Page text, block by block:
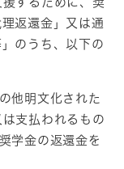
返還金」又は通
のうち、以下の
他明文化された
支払われるもの
学金の返還金を